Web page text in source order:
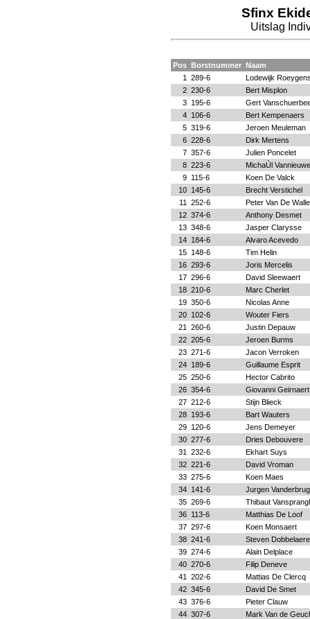
Sfinx
Uitslag
Pos Borstnummer Naam
1
289-6
Lodewijk
2 230-6
Bert Misplon
3 195-6
Gert
4 106-6
Bert Kempenaers
5 319-6
Jeroen Meuleman
6 228-6
Dirk Mertens
7 357-6
Julien Poncelet
8 223-6
MichaÙl
9 115-6
Koen De Valck
10 145-6
Brecht Verstichel
11
252-6
Peter Van De Walle
12 374-6
Anthony Desmet
13 348-6
Jasper Clarysse
14 184-6
Alvaro Acevedo
15 148-6
Tim Helin
16 293-6
Joris Mercelis
17 296-6
David Sleewaert
18 210-6
Marc Cherlet
19 350-6
Nicolas Anne
20 102-6
Wouter Fiers
21
260-6
Justin Depauw
22 205-6
Jeroen Burms
23 271-6
Jacon Verroken
24 189-6
Guillaume Esprit
25 250-6
Hector Cabrito
26 354-6
Giovanni Geirnaert
27 212-6
Stijn Blieck
28 193-6
Bart Wauters
29 120-6
Jens Demeyer
30 277-6
Dries Debouvere
31
232-6
Ekhart Suys
32 221-6
David Vroman
33 275-6
Koen Maes
34 141-6
Jurgen
35 269-6
Thibaut
36 113-6
Matthias De Loof
37 297-6
Koen Monsaert
38 241-6
Steven Dobbelaere
39 274-6
Alain Delplace
40 270-6
Filip Deneve
41
202-6
Mattias De Clercq
42 345-6
David De Smet
43 376-6
Pieter Clauw
44 307-6
Mark Van de